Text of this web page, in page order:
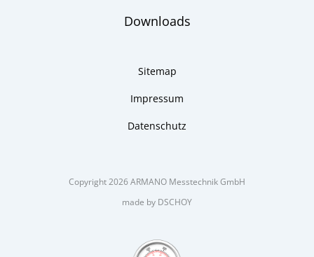
Downloads
Sitemap
Impressum
Datenschutz
Copyright 2026 ARMANO Messtechnik GmbH
made by DSCHOY